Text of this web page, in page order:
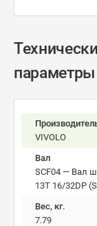
параметры
VIVOLO
Вал
SCF04 — Вал
13T 16/32DP
Вес, кг.
7.79